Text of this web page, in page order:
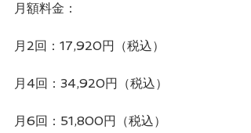
月額料金：
月2回：17,920円（税込）
月4回：34,920円（税込）
月6回：51,800円（税込）